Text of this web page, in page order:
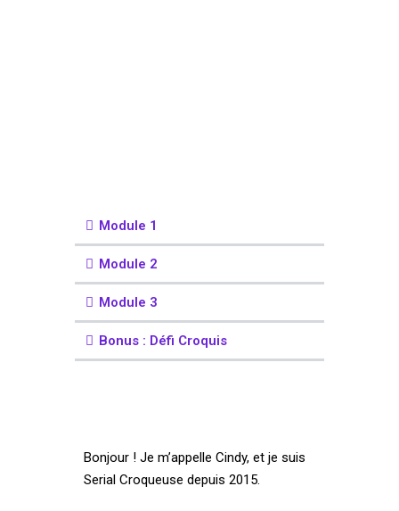
Module 1
Module 2
Module 3
Bonus : Défi Croquis
Bonjour ! Je m’appelle Cindy, et je suis
Serial Croqueuse depuis 2015.